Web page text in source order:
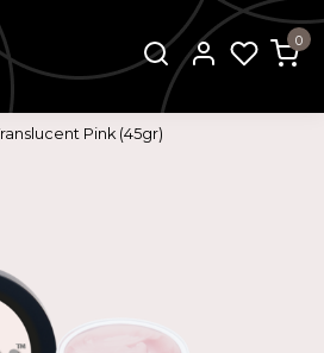
0
Pink (45gr)